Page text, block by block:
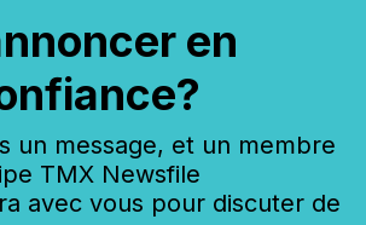
en
un message, et un membre
TMX Newsfile
avec vous pour discuter de